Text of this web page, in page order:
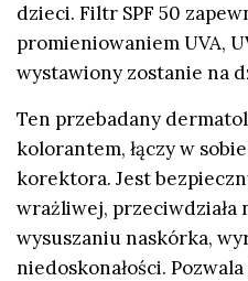
dzieci. Filtr SPF 50
promieniowaniem UVA,
wystawiony zostanie na
Ten przebadany
kolorantem, łączy w
korektora. Jest
wrażliwej, przeciwdziała
wysuszaniu naskórka,
niedoskonałości.